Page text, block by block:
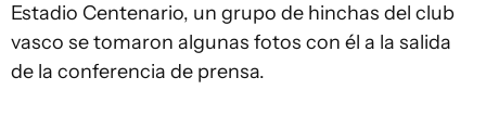
Estadio Centenario, un grupo de hinchas del club
vasco se tomaron algunas fotos con él a la salida
de la conferencia de prensa.